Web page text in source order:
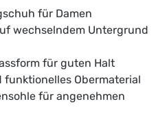
für Damen
wechselndem Untergrund
für guten Halt
Obermaterial
für angenehmen